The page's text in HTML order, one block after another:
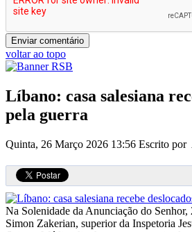
voltar ao topo
Líbano: casa salesiana
pela guerra
Quinta, 26 Março 2026 13:56 Escrito por
Na Solenidade da Anunciação do Senhor,
Simon Zakerian, superior da Inspetoria